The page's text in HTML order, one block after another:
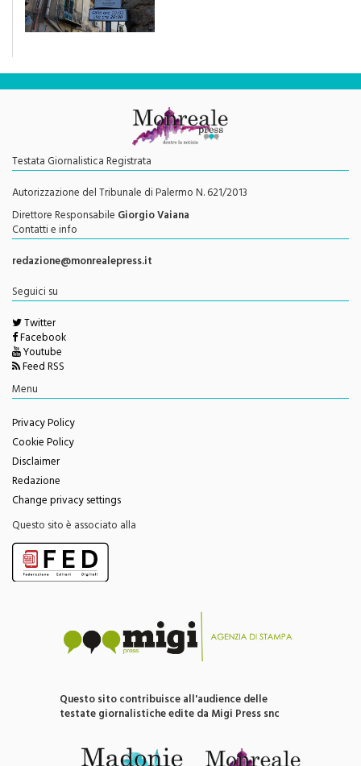
Testata Giornalistica Registrata
Autorizzazione del Tribunale di Palermo N. 621/2013
Direttore ResponsabileGiorgio Vaiana
Contatti e info
redazione@monrealepress.it
Seguici su
Twitter
Facebook
Youtube
Feed RSS
Privacy Policy
Cookie Policy
Disclaimer
Redazione
Change privacy settings
Questo sito è associato alla
Questo sito contribuisce all'audience delle